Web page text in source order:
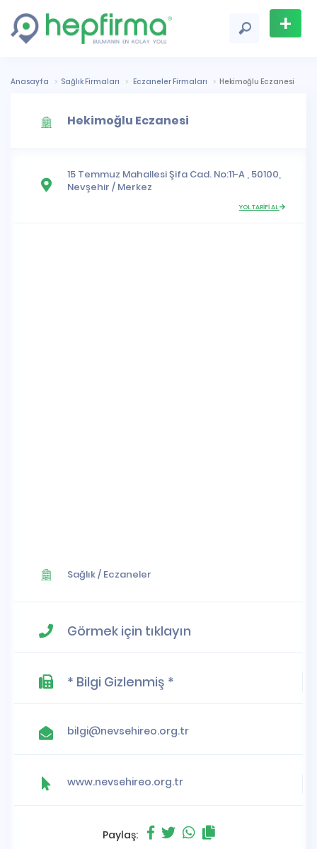
+
Ekle
Anasayfa Sağlık Firmaları Eczaneler Firmaları Hekimoğlu Eczanesi
Hekimoğlu Eczanesi
15 Temmuz MahallesiŞifa Cad. No:11-A , 50100,
Nevşehir / Merkez
YOL TARİFİ AL
Sağlık/ Eczaneler
Görmek için tıklayın
* Bilgi Gizlenmiş *
bilgi@nevsehireo.org.tr
www.nevsehireo.org.tr
Paylaş: